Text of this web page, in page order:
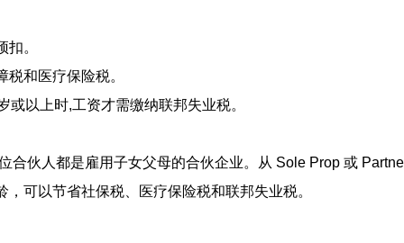
。
税和医疗保险税。
或以上时,工资才需缴纳联邦失业税。
，可以节省社保税、医疗保险税和联邦失业税。